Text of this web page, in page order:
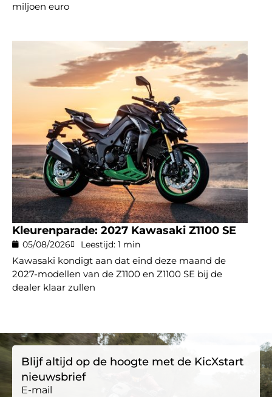
miljoen euro
Kleurenparade: 2027 Kawasaki Z1100 SE
05/08/2026 Leestijd: 1 min
Kawasaki kondigt aan dat eind deze maand de
2027-modellen van de Z1100 en Z1100 SE bij de
dealer klaar zullen
Blijf altijd op de hoogte met de KicXstart
nieuwsbrief
E-mail